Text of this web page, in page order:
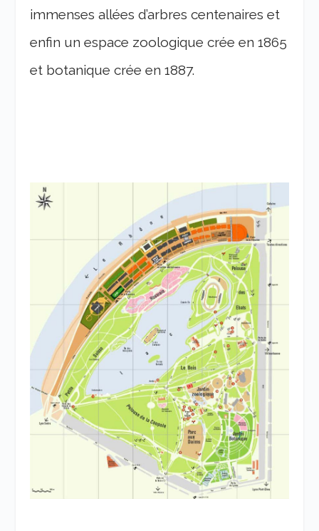
immenses allées d’arbres centenaires et
enfin un espace zoologique crée en 1865
et botanique crée en 1887.